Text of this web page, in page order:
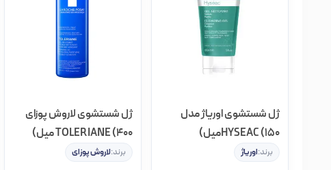
خدمات به شما عزیزان در زمینه خرید مناسب‌ترین ملزومات آرایشی
جوی محصولات مورد نظر خود، خواندن اطلاعات و مشخصات فنی آن‌ها
فروشگاه اینترنتی خیابان منوچهری
داشته باشید.
گروه‌ها، نتوع بسیاری از اجناس را مشاهده کنید; و بصورت آنلاین
ژل شستشوی اوریاژ مدل
HYSEAC (150میل)
برند:اوریاژ
ژل شستشوی لاروش پوزای
TOLERIANE (400 میل)
برند:لاروش پوزای